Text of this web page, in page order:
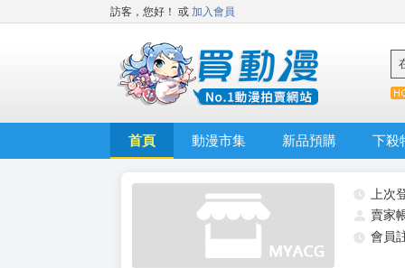
訪客，您好！ 或 加入會員
首頁 動漫市集 新品預購 下殺
上次
賣家
會員